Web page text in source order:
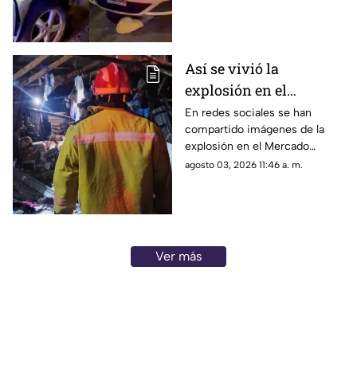
Así se vivió la
explosión en el
Mercado Central de
Acapulco que dejó
varios locales
afectados
En redes sociales se han
compartido imágenes de la
explosión en el Mercado
Central de Acapulco que dejó
agosto 03, 2026 11:46 a. m.
Ver más